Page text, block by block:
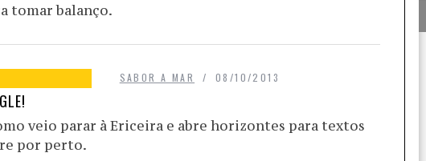
tomar balanço.
SABOR A MAR 08/10/2013
veio parar à Ericeira e abre horizontes para textos
por perto.